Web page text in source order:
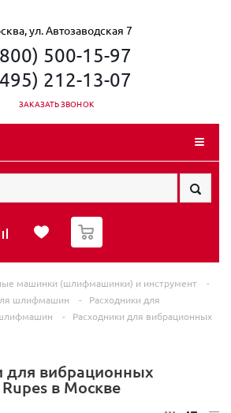
ул. Автозаводская 7
500-15-97
212-13-07
ЗАКАЗАТЬ ЗВОНОК
0
машинки (шлифмашинки) и инструмент
-
шлифмашин
-
Расходники для
-
Расходники для вибрационных
для вибрационных
в Москве